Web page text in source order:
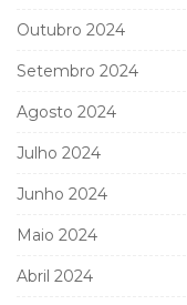
Outubro 2024
Setembro 2024
Agosto 2024
Julho 2024
Junho 2024
Maio 2024
Abril 2024